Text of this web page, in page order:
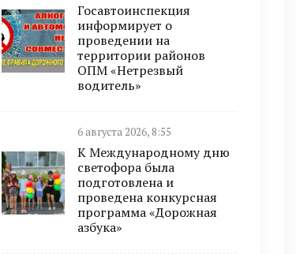
Госавтоинспекция
информирует о
проведении на
территории районов
ОПМ «Нетрезвый
водитель»
6 августа 2026, 8:55
К Международному дню
светофора была
подготовлена и
проведена конкурсная
программа «Дорожная
азбука»